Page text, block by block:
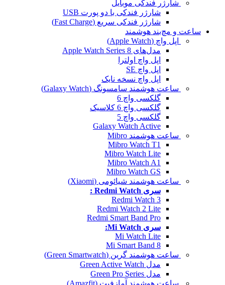
شارژر فندکی موبایل
شارژر فندکی با دو پورت USB
شارژر فندکی سریع (Fast Charge)
ساعت و مچ‌بند هوشمند
اپل واچ (Apple Watch)
مدل‌های Apple Watch Series 8
اپل واچ اولترا
اپل واچ SE
اپل واچ نسخه نایک
ساعت هوشمند سامسونگ (Galaxy Watch)
گلکسی واچ 6
گلکسی واچ 6 کلاسیک
گلکسی واچ 5
Galaxy Watch Active
ساعت هوشمند Mibro
Mibro Watch T1
Mibro Watch Lite
Mibro Watch A1
Mibro Watch GS
ساعت هوشمند شیائومی (Xiaomi)
سری Redmi Watch :
Redmi Watch 3
Redmi Watch 2 Lite
Redmi Smart Band Pro
سری Mi Watch:
Mi Watch Lite
Mi Smart Band 8
ساعت هوشمند گرین (Green Smartwatch)
مدل Green Active Watch
مدل Green Pro Series